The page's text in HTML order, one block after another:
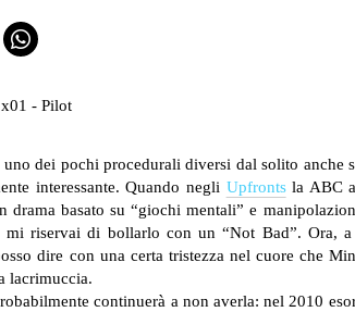
dei pochi procedurali diversi dal solito anche
interessante. Quando negli Upfrontsla ABC
basato su “giochi mentali” e
riservai di bollarlo con un “Not Bad”. Ora,
dire con una certa tristezza nel cuore che
lacrimuccia.
continuerà a non averla: nel 2010